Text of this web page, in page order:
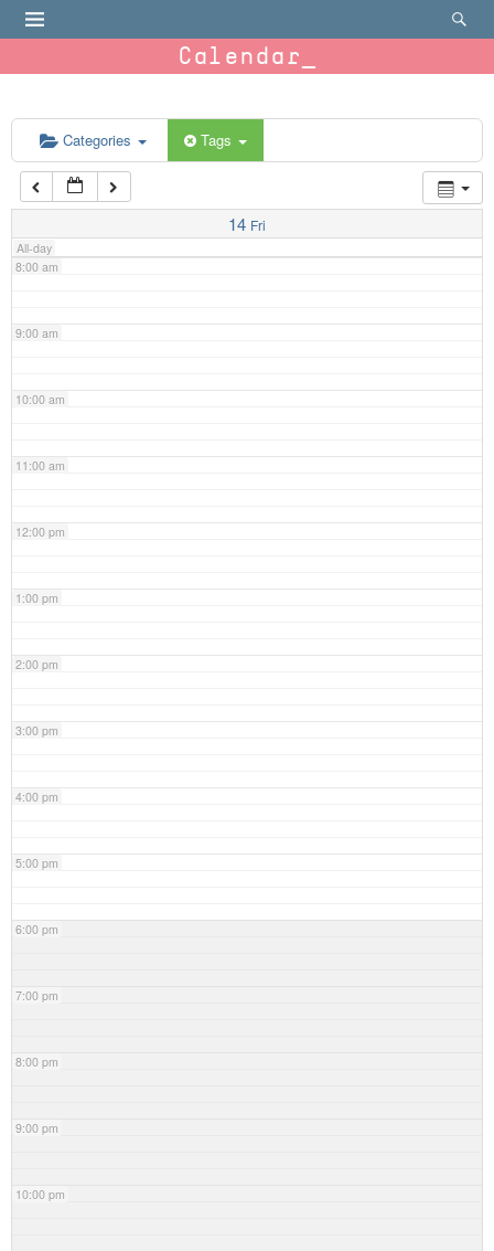
Calendar
Categories Tags
14 Fri
All-day
6:00 am
7:00 am
8:00 am
9:00 am
10:00 am
11:00 am
12:00 pm
1:00 pm
2:00 pm
3:00 pm
4:00 pm
5:00 pm
6:00 pm
7:00 pm
8:00 pm
9:00 pm
10:00 pm